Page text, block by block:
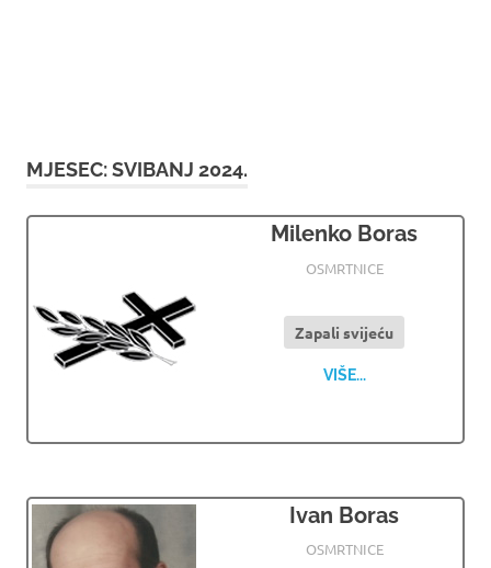
MJESEC:SVIBANJ 2024.
Milenko Boras
31.05.2024
LJPORTAL.COM
OSMRTNICE
Zapali svijeću
VIŠE...
Ivan Boras
31.05.2024
OSMRTNICE LJUBUSKI
OSMRTNICE